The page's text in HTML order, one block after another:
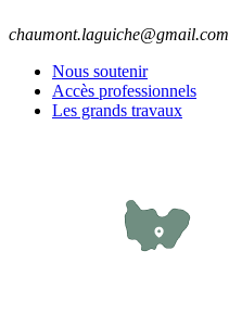
chaumont.laguiche@gmail.com
Nous soutenir
Accès professionnels
Les grands travaux